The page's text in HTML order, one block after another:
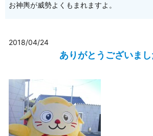
お神輿が威勢よくもまれますよ。
2018/04/24
ありがとうございまし